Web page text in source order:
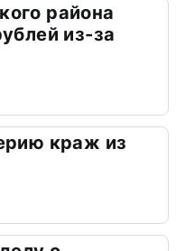
района
из-за
краж из